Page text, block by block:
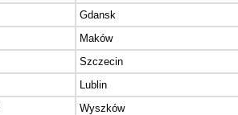
Gdansk
Maków
Szczecin
Lublin
Wyszków